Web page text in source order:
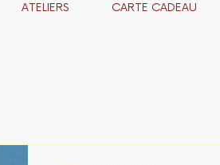
ATELIERS CARTE CADEAU